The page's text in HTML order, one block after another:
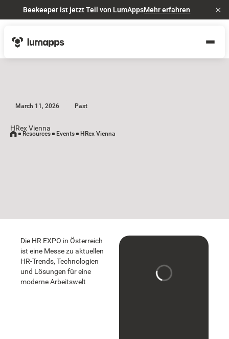
Beekeeper ist jetzt Teil von LumAppsMehr erfahren
March 11, 2026 Past
HRex Vienna
Resources Events HRex Vienna
Die HR EXPO in Österreich
ist eine Messe zu aktuellen
HR-Trends, Technologien
und Lösungen für eine
moderne Arbeitswelt